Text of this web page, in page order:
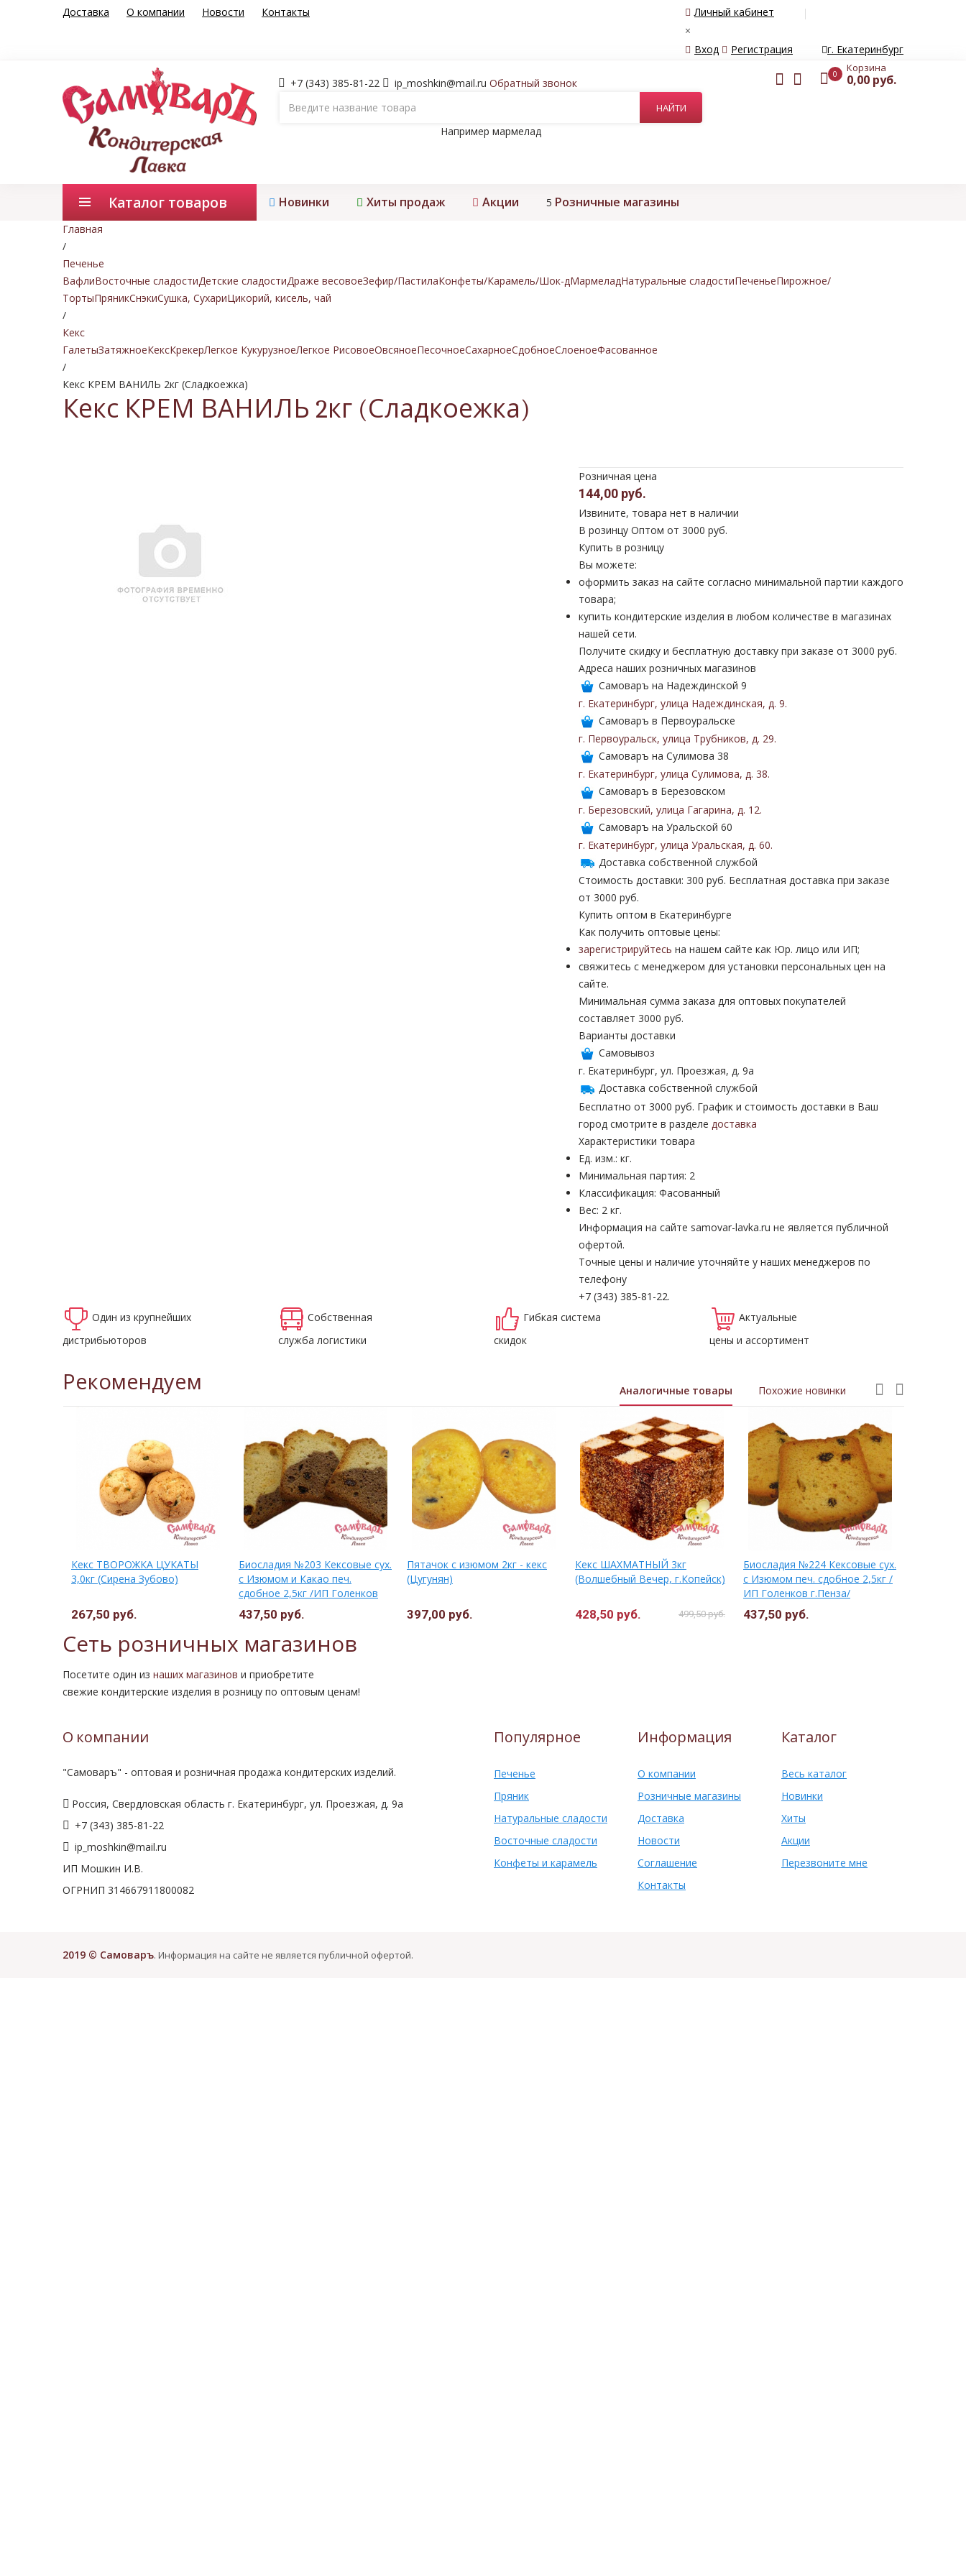
Доставка О компании Новости Контакты
Личный кабинет
×
Вход
Регистрация г. Екатеринбург
+7 (343) 385-81-22 ip_moshkin@mail.ru Обратный звонок
Например мармелад
0 Корзина
0,00 руб.
Каталог товаров Новинки Хиты продаж Акции 5 Розничные магазины
Главная
/
Печенье
ВафлиВосточные сладостиДетские сладостиДраже весовоеЗефир/ПастилаКонфеты/Карамель/Шок-дМармеладНатуральные сладостиПеченьеПирожное/
ТортыПряникСнэкиСушка, СухариЦикорий, кисель, чай
/
Кекс
ГалетыЗатяжноеКексКрекерЛегкое КукурузноеЛегкое РисовоеОвсяноеПесочноеСахарноеСдобноеСлоеноеФасованное
/
Кекс КРЕМ ВАНИЛЬ 2кг (Сладкоежка)
Кекс КРЕМ ВАНИЛЬ 2кг (Сладкоежка)
Розничная цена
144,00 руб.
Извините, товара нет в наличии
В розинцу Оптом от 3000 руб.
Купить в розницу
Вы можете:
оформить заказ на сайте согласно минимальной партии каждого
товара;
купить кондитерские изделия в любом количестве в магазинах
нашей сети.
Получите скидку и бесплатную доставку при заказе от 3000 руб.
Адреса наших розничных магазинов
Самоваръ на Надеждинской 9
г. Екатеринбург, улица Надеждинская, д. 9.
Самоваръ в Первоуральске
г. Первоуральск, улица Трубников, д. 29.
Самоваръ на Сулимова 38
г. Екатеринбург, улица Сулимова, д. 38.
Самоваръ в Березовском
г. Березовский, улица Гагарина, д. 12.
Самоваръ на Уральской 60
г. Екатеринбург, улица Уральская, д. 60.
Доставка собственной службой
Стоимость доставки: 300 руб. Бесплатная доставка при заказе
от 3000 руб.
Купить оптом в Екатеринбурге
Как получить оптовые цены:
зарегистрируйтесь на нашем сайте как Юр. лицо или ИП;
свяжитесь с менеджером для установки персональных цен на
сайте.
Минимальная сумма заказа для оптовых покупателей
составляет 3000 руб.
Варианты доставки
Самовывоз
г. Екатеринбург, ул. Проезжая, д. 9а
Доставка собственной службой
Бесплатно от 3000 руб. График и стоимость доставки в Ваш
город смотрите в разделе доставка
Характеристики товара
Ед. изм.: кг.
Минимальная партия: 2
Классификация: Фасованный
Вес: 2 кг.
Информация на сайте samovar-lavka.ru не является публичной
офертой.
Точные цены и наличие уточняйте у наших менеджеров по
телефону
+7 (343) 385-81-22.
Один из крупнейших
дистрибьюторов
Собственная
служба логистики
Гибкая система
скидок
Актуальные
цены и ассортимент
Рекомендуем Аналогичные товары Похожие новинки
Кекс ТВОРОЖКА ЦУКАТЫ
3,0кг (Сирена Зубово)
267,50 руб.
Биосладия №203 Кексовые сух.
с Изюмом и Какао печ.
сдобное 2,5кг /ИП Голенков
г.Пенза/
437,50 руб.
Пятачок с изюмом 2кг - кекс
(Цугунян)
397,00 руб.
Кекс ШАХМАТНЫЙ 3кг
(Волшебный Вечер, г.Копейск)
428,50 руб. 499,50 руб.
Биосладия №224 Кексовые сух.
с Изюмом печ. сдобное 2,5кг /
ИП Голенков г.Пенза/
437,50 руб.
Сеть розничных магазинов
Посетите один из наших магазинов и приобретите
свежие кондитерские изделия в розницу по оптовым ценам!
О компании
"Самоваръ" - оптовая и розничная продажа кондитерских изделий.
Россия, Свердловская область г. Екатеринбург, ул. Проезжая, д. 9а
+7 (343) 385-81-22
ip_moshkin@mail.ru
ИП Мошкин И.В.
ОГРНИП 314667911800082
Популярное
Печенье
Пряник
Натуральные сладости
Восточные сладости
Конфеты и карамель
Информация
О компании
Розничные магазины
Доставка
Новости
Соглашение
Контакты
Каталог
Весь каталог
Новинки
Хиты
Акции
Перезвоните мне
2019 © Самоваръ. Информация на сайте не является публичной офертой.